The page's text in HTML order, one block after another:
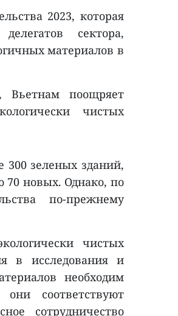
2023, которая
сектора,
материалов в
Вьетнам поощряет
чистых
300 зеленых зданий,
70 новых. Однако, по
по-прежнему
чистых
в исследования и
необходим
соответствуют
сотрудничество